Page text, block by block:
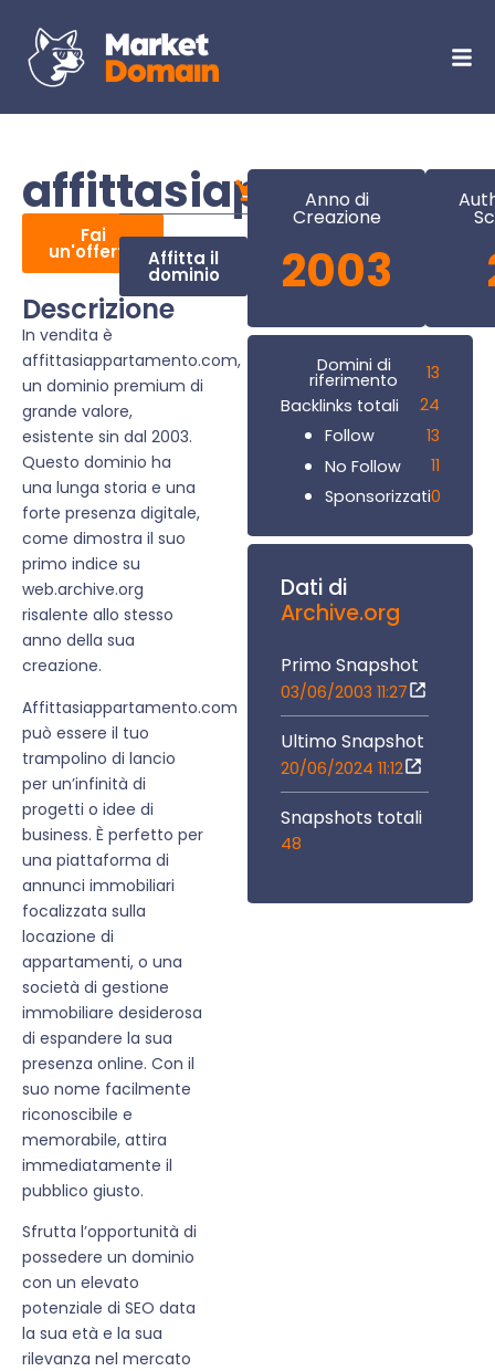
Fai
un'offerta Affitta il
dominio
Descrizione
In vendita è
affittasiappartamento.com,
un dominio premium di
grande valore,
esistente sin dal 2003.
Questo dominio ha
una lunga storia e una
forte presenza digitale,
come dimostra il suo
primo indice su
web.archive.org
risalente allo stesso
anno della sua
creazione.
Affittasiappartamento.com
può essere il tuo
trampolino di lancio
per un’infinità di
progetti o idee di
business. È perfetto per
una piattaforma di
annunci immobiliari
focalizzata sulla
locazione di
appartamenti, o una
società di gestione
immobiliare desiderosa
di espandere la sua
presenza online. Con il
suo nome facilmente
riconoscibile e
memorabile, attira
immediatamente il
pubblico giusto.
Sfrutta l’opportunità di
possedere un dominio
con un elevato
potenziale di SEO data
la sua età e la sua
rilevanza nel mercato
Anno di
Creazione
2003
Domini di
riferimento
13
Backlinks totali
24
Follow
13
No Follow
11
Sponsorizzati0
Dati di
Archive.org
Primo Snapshot
03/06/2003 11:27
Ultimo Snapshot
20/06/2024 11:12
Snapshots totali
48